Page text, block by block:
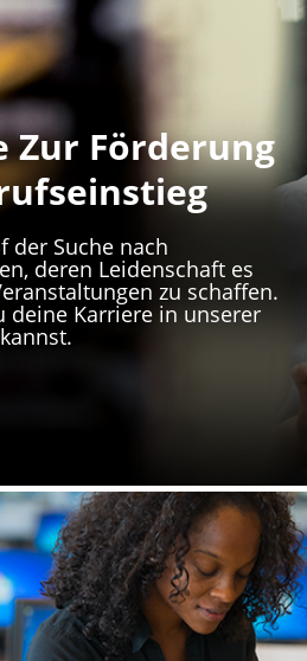
Zur Förderung
der Suche nach
deren Leidenschaft es
zu schaffen.
deine Karriere in unserer